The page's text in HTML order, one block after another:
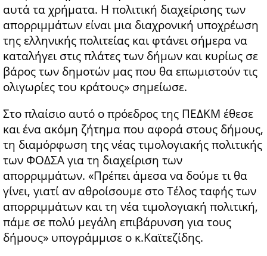
αυτά τα χρήματα. Η πολιτική διαχείρισης των
απορριμμάτων είναι μια διαχρονική υποχρέωση
της ελληνικής πολιτείας και φτάνει σήμερα να
καταλήγει στις πλάτες των δήμων και κυρίως σε
βάρος των δημοτών μας που θα επωμιστούν τις
ολιγωρίες του κράτους» σημείωσε.
Στο πλαίσιο αυτό ο πρόεδρος της ΠΕΔΚΜ έθεσε
και ένα ακόμη ζήτημα που αφορά στους δήμους,
τη διαμόρφωση της νέας τιμολογιακής πολιτικής
των ΦΟΔΣΑ για τη διαχείριση των
απορριμμάτων. «Πρέπει άμεσα να δούμε τι θα
γίνει, γιατί αν αθροίσουμε στο Τέλος ταφής των
απορριμμάτων και τη νέα τιμολογιακή πολιτική,
πάμε σε πολύ μεγάλη επιβάρυνση για τους
δήμους» υπογράμμισε ο κ.Καϊτεζίδης.